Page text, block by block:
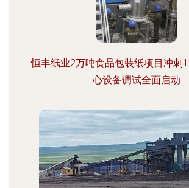
恒丰纸业2万吨食品包装纸项目冲刺
心设备调试全面启动